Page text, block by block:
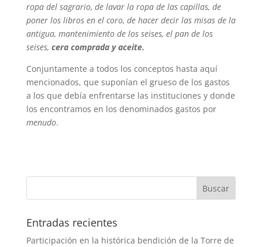
ropa del sagrario, de lavar la ropa de las capillas, de
poner los libros en el coro, de hacer decir las misas de la
antigua, mantenimiento de los seises, el pan de los
seises, cera comprada y aceite.
Conjuntamente a todos los conceptos hasta aquí
mencionados, que suponían el grueso de los gastos
a los que debía enfrentarse las instituciones y donde
los encontramos en los denominados gastos por
menudo.
Entradas recientes
Participación en la histórica bendición de la Torre de